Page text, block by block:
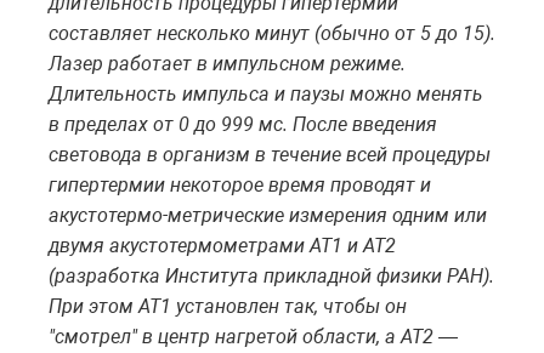
составляет несколько минут (обычно от 5 до 15).
Лазер работает в импульсном режиме.
Длительность импульса и паузы можно менять
в пределах от 0 до 999 мс. После введения
световода в организм в течение всей процедуры
гипертермии некоторое время проводят и
акустотермо-метрические измерения одним или
двумя акустотермометрами АТ1 и АТ2
(разработка Института прикладной физики РАН).
При этом АТ1 установлен так, чтобы он
"смотрел" в центр нагретой области, а АТ2 —